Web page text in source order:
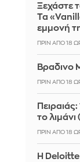
Ξεχάστε
Τα
εμμονή
ΠΡΙΝ ΑΠΌ 18
Βραδινο
ΠΡΙΝ ΑΠΌ 18
το λιμάνι
ΠΡΙΝ ΑΠΌ 18
Η Deloitte